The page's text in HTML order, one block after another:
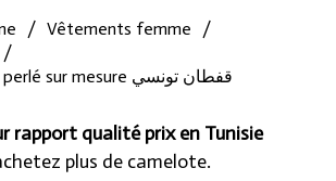
/ Vêtements femme
/
/
Caftan brodé et perlé sur mesure قفطان تونسي
rapport qualité prix en Tunisie
plus de camelote.